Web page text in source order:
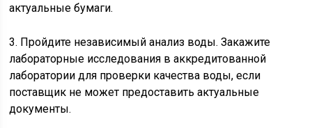
актуальные бумаги.
3. Пройдите независимый анализ воды. Закажите
лабораторные исследования в аккредитованной
лаборатории для проверки качества воды, если
поставщик не может предоставить актуальные
документы.